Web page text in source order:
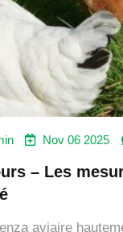
Nov 06 2025
– Les
aviaire